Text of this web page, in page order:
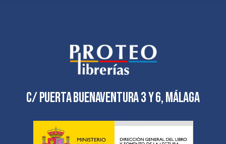
C/ Puerta Buenaventura 3 y 6, Málaga